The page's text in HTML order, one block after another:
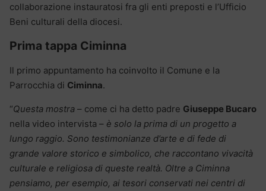
collaborazione instauratosi fra gli enti preposti e l’Ufficio
Beni culturali della diocesi.
Prima tappa Ciminna
Il primo appuntamento ha coinvolto il Comune e la
Parrocchia di Ciminna.
“Questa mostra – come ci ha detto padre Giuseppe Bucaro
nella video intervista – è solo la prima di un progetto a
lungo raggio. Sono testimonianze d’arte e di fede di
grande valore storico e simbolico, che raccontano vivacità
culturale e religiosa di queste realtà. Oltre a Ciminna
pensiamo, per esempio, ai tesori conservati nei centri di